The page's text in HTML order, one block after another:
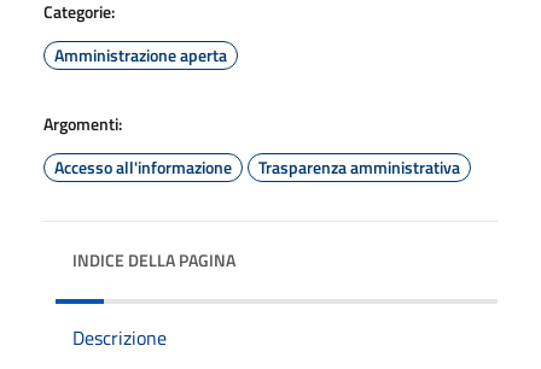
Categorie:
Amministrazione aperta
Argomenti:
Accesso all'informazione
Trasparenza amministrativa
INDICE DELLA PAGINA
Descrizione